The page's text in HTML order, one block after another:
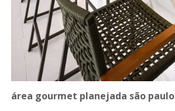
área gourmet planejada são paulo